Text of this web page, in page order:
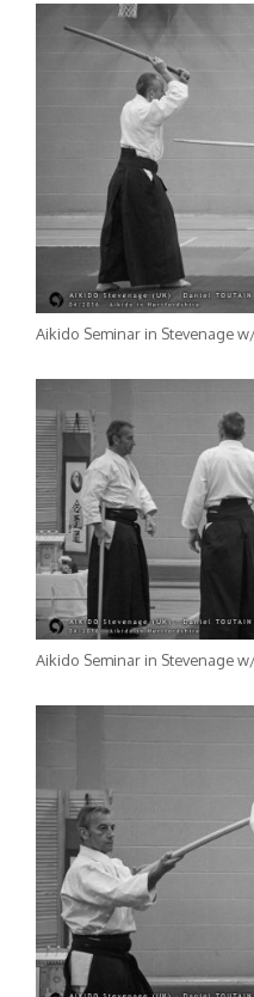
Aikido Seminar in Stevenage
Aikido Seminar in Stevenage